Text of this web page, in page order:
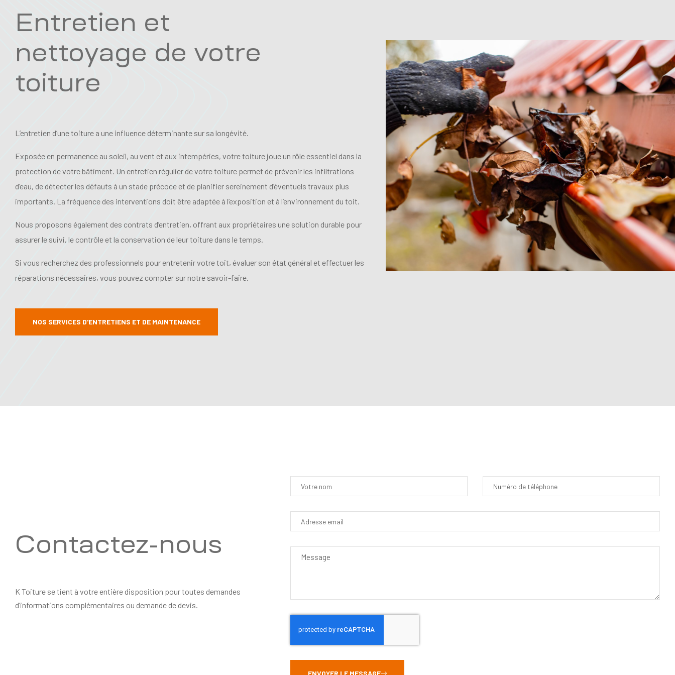
Entretien et
nettoyage de votre
toiture
L’entretien d’une toiture a une influence déterminante sur sa longévité.
Exposée en permanence au soleil, au vent et aux intempéries, votre toiture joue un rôle essentiel dans la
protection de votre bâtiment. Un entretien régulier de votre toiture permet de prévenir les infiltrations
d’eau, de détecter les défauts à un stade précoce et de planifier sereinement d’éventuels travaux plus
importants. La fréquence des interventions doit être adaptée à l’exposition et à l’environnement du toit.
Nous proposons également des contrats d’entretien, offrant aux propriétaires une solution durable pour
assurer le suivi, le contrôle et la conservation de leur toiture dans le temps.
Si vous recherchez des professionnels pour entretenir votre toit, évaluer son état général et effectuer les
réparations nécessaires, vous pouvez compter sur notre savoir-faire.
NOS SERVICES D'ENTRETIENS ET DE MAINTENANCE
Contactez-nous
K Toiture se tient à votre entière disposition pour toutes demandes
d’informations complémentaires ou demande de devis.